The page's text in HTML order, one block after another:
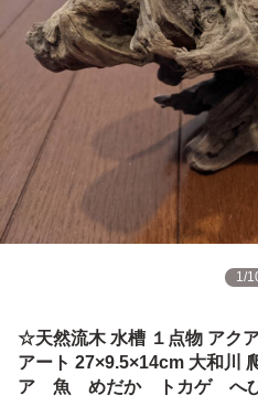
1/
☆天然流木 水槽 １点物 アク
アート 27×9.5×14cm 大和川
ア 魚 めだか トカゲ